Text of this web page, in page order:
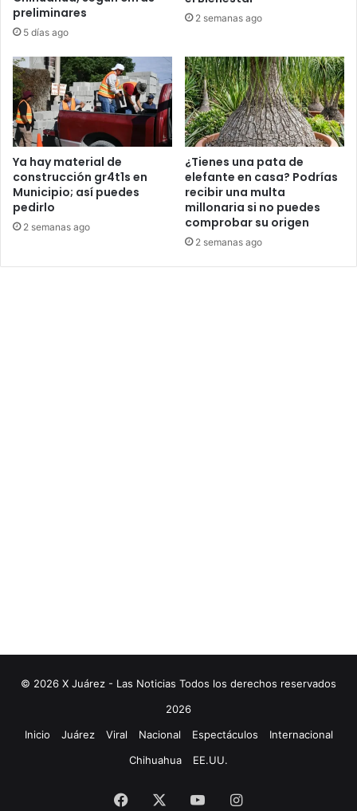
preliminares
5 días ago
2 semanas ago
Ya hay material de
construcción gr4t1s en
Municipio; así puedes
pedirlo
2 semanas ago
¿Tienes una pata de
elefante en casa? Podrías
recibir una multa
millonaria si no puedes
comprobar su origen
2 semanas ago
© 2026 X Juárez - Las Noticias Todos los derechos reservados
2026
Inicio
Juárez Viral Nacional Espectáculos
Internacional
Chihuahua
EE.UU.
Facebook YouTubeInstagram